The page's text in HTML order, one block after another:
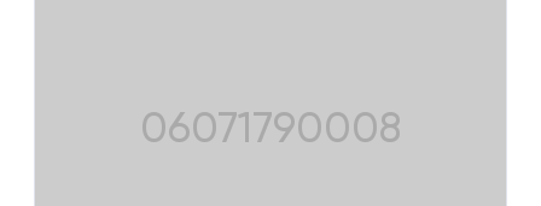
06071790008